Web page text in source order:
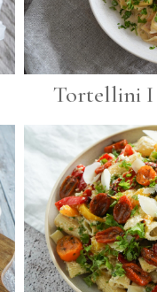
Tortellini I